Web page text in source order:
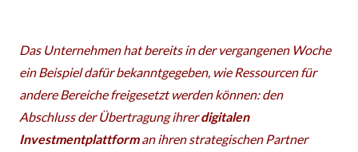
Das Unternehmen hat bereits in der vergangenen Woche
ein Beispiel dafür bekanntgegeben, wie Ressourcen für
andere Bereiche freigesetzt werden können: den
Abschluss der Übertragung ihrerdigitalen
Investmentplattforman ihren strategischen Partner